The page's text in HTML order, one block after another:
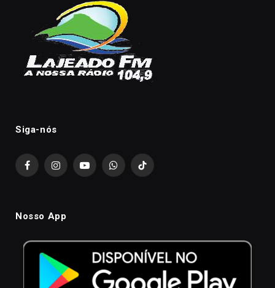
Siga-nós
FacebookInstagramYouTubeWhatsAppTikTok
Nosso App